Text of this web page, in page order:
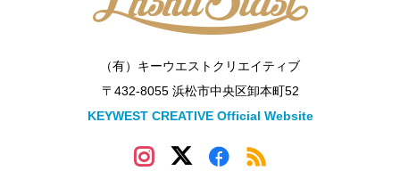
（有）キーウエストクリエイティブ
〒432-8055 浜松市中央区卸本町52
KEYWEST CREATIVE Official Website